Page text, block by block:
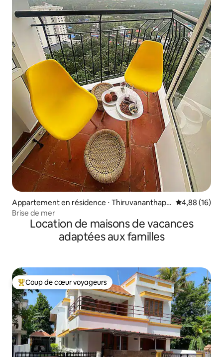
Appartement en résidence ⋅ Thiruvananthapu
ram
Évaluation
4,88 (16)
Brise de mer
Location de maisons de vacances
adaptées aux familles
Coups de cœur voyageurs les plus appréciés
Coup de cœur voyageurs